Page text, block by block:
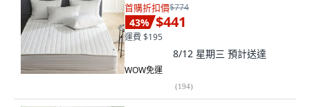
首購折扣價$774
43% $441
運費 $195
8/12 星期三 預計送達
WOW免運
(194)